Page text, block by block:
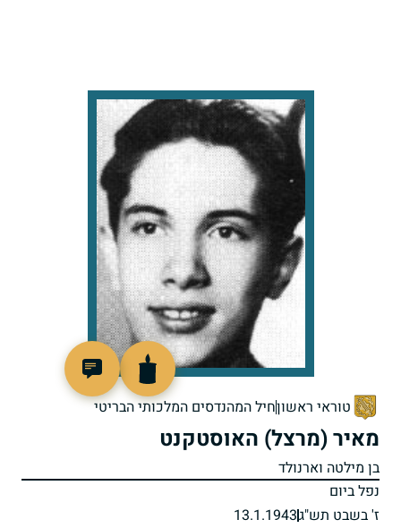
טוראי ראשוןחיל המהנדסים המלכותי הבריטי
מאיר (מרצל) האוסטקנט
בן מילטה וארנולד
נפל ביום
ז' בשבט תש"ג13.1.1943